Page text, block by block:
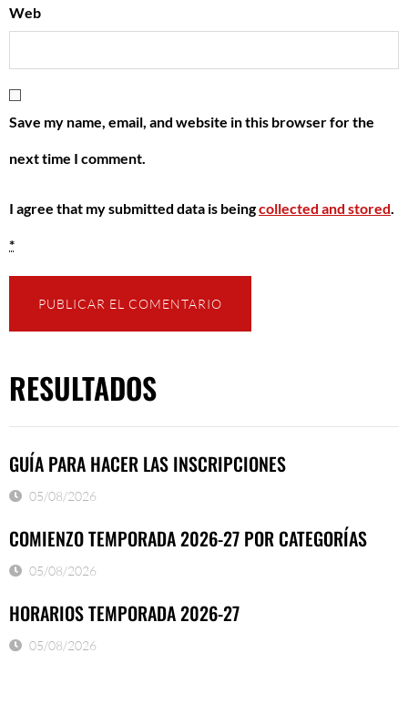
Web
Save my name, email, and website in this browser for the
next time I comment.
I agree that my submitted data is beingcollected and stored
*
RESULTADOS
GUÍA PARA HACER LAS INSCRIPCIONES
05/08/2026
COMIENZO TEMPORADA 2026-27 POR CATEGORÍAS
05/08/2026
HORARIOS TEMPORADA 2026-27
05/08/2026